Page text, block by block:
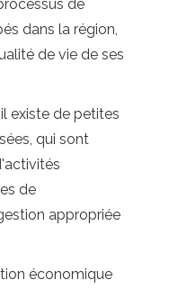
de
dans la région,
de vie de ses
existe de petites
qui sont
de
appropriée
économique